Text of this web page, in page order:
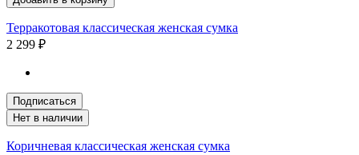
Терракотовая классическая женская сумка
2 299 ₽
Подписаться
Нет в наличии
Коричневая классическая женская сумка